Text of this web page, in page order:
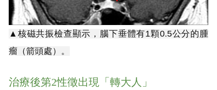
▲核磁共振檢查顯示，腦下垂體有1顆0.5公分的腫
瘤（箭頭處）。
治療後第2性徵出現「轉大人」